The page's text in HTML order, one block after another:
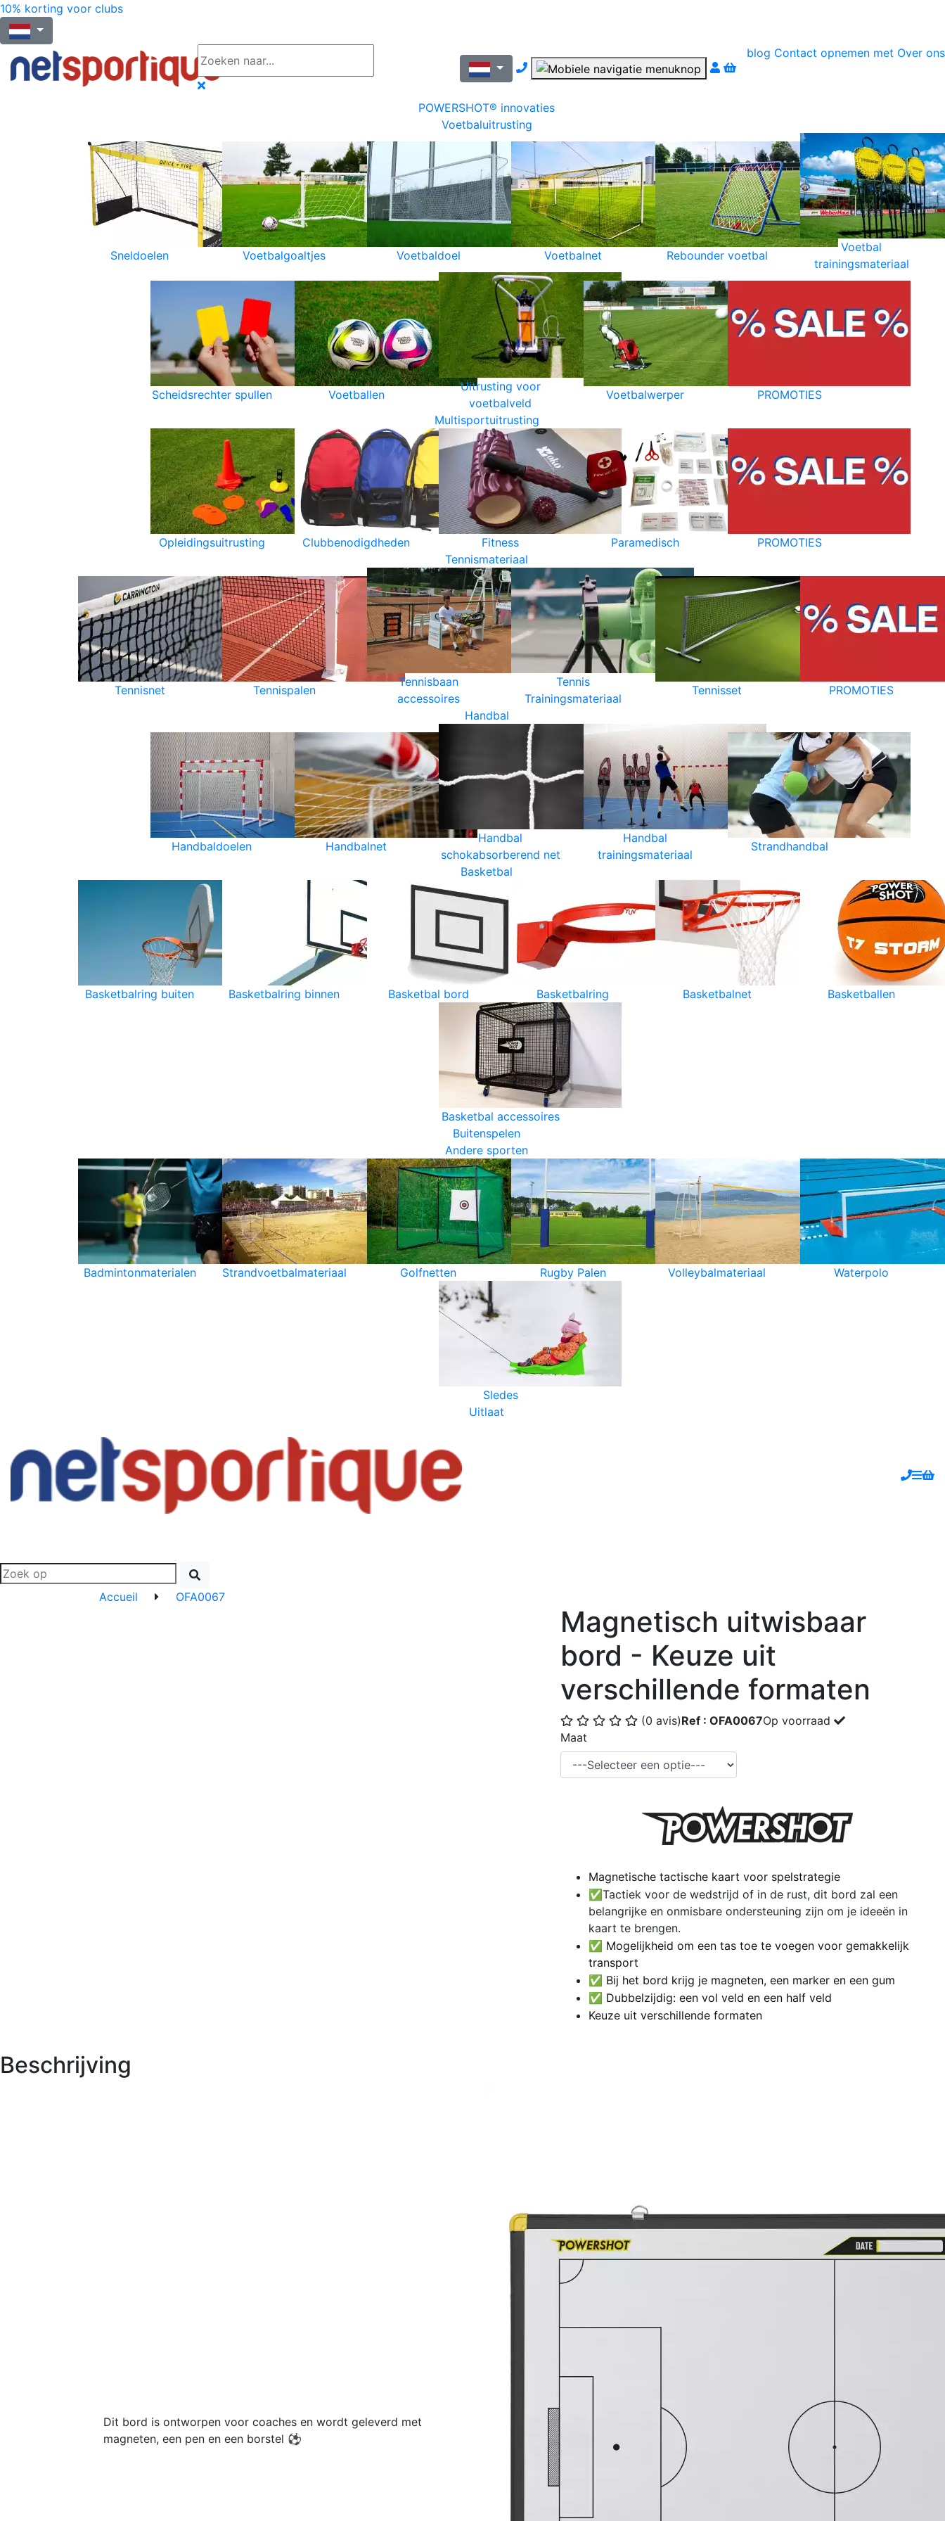
10% korting voor clubs
blog Contact opnemen met Over ons
Nous contacter par téléphone
POWERSHOT® innovaties
Voetbaluitrusting
Sneldoelen Voetbalgoaltjes Voetbaldoel Voetbalnet Rebounder voetbal
Voetbal
trainingsmateriaal
Scheidsrechter spullen Voetballen
Uitrusting voor
voetbalveld
Voetbalwerper
PROMOTIES
Multisportuitrusting
Opleidingsuitrusting Clubbenodigdheden Fitness Paramedisch
PROMOTIES
Tennismateriaal
Tennisnet Tennispalen
Tennisbaan
accessoires
Tennis
Trainingsmateriaal
Tennisset
PROMOTIES
Handbal
Handbaldoelen Handbalnet
Handbal
schokabsorberend net
Handbal
trainingsmateriaal
Strandhandbal
Basketbal
Basketbalring buiten Basketbalring binnen Basketbal bord Basketbalring Basketbalnet Basketballen
Basketbal accessoires
Buitenspelen
Andere sporten
Badmintonmaterialen Strandvoetbalmateriaal Golfnetten Rugby Palen Volleybalmateriaal Waterpolo
Sledes
Uitlaat
Accueil OFA0067
Magnetisch uitwisbaar
bord - Keuze uit
verschillende formaten
(0 avis)Ref : OFA0067Op voorraad
Maat
Magnetische tactische kaart voor spelstrategie
✅Tactiek voor de wedstrijd of in de rust, dit bord zal een
belangrijke en onmisbare ondersteuning zijn om je ideeën in
kaart te brengen.
✅ Mogelijkheid om een tas toe te voegen voor gemakkelijk
transport
✅ Bij het bord krijg je magneten, een marker en een gum
✅ Dubbelzijdig: een vol veld en een half veld
Keuze uit verschillende formaten
Beschrijving
Dit bord is ontworpen voor coaches en wordt geleverd met
magneten, een pen en een borstel ⚽